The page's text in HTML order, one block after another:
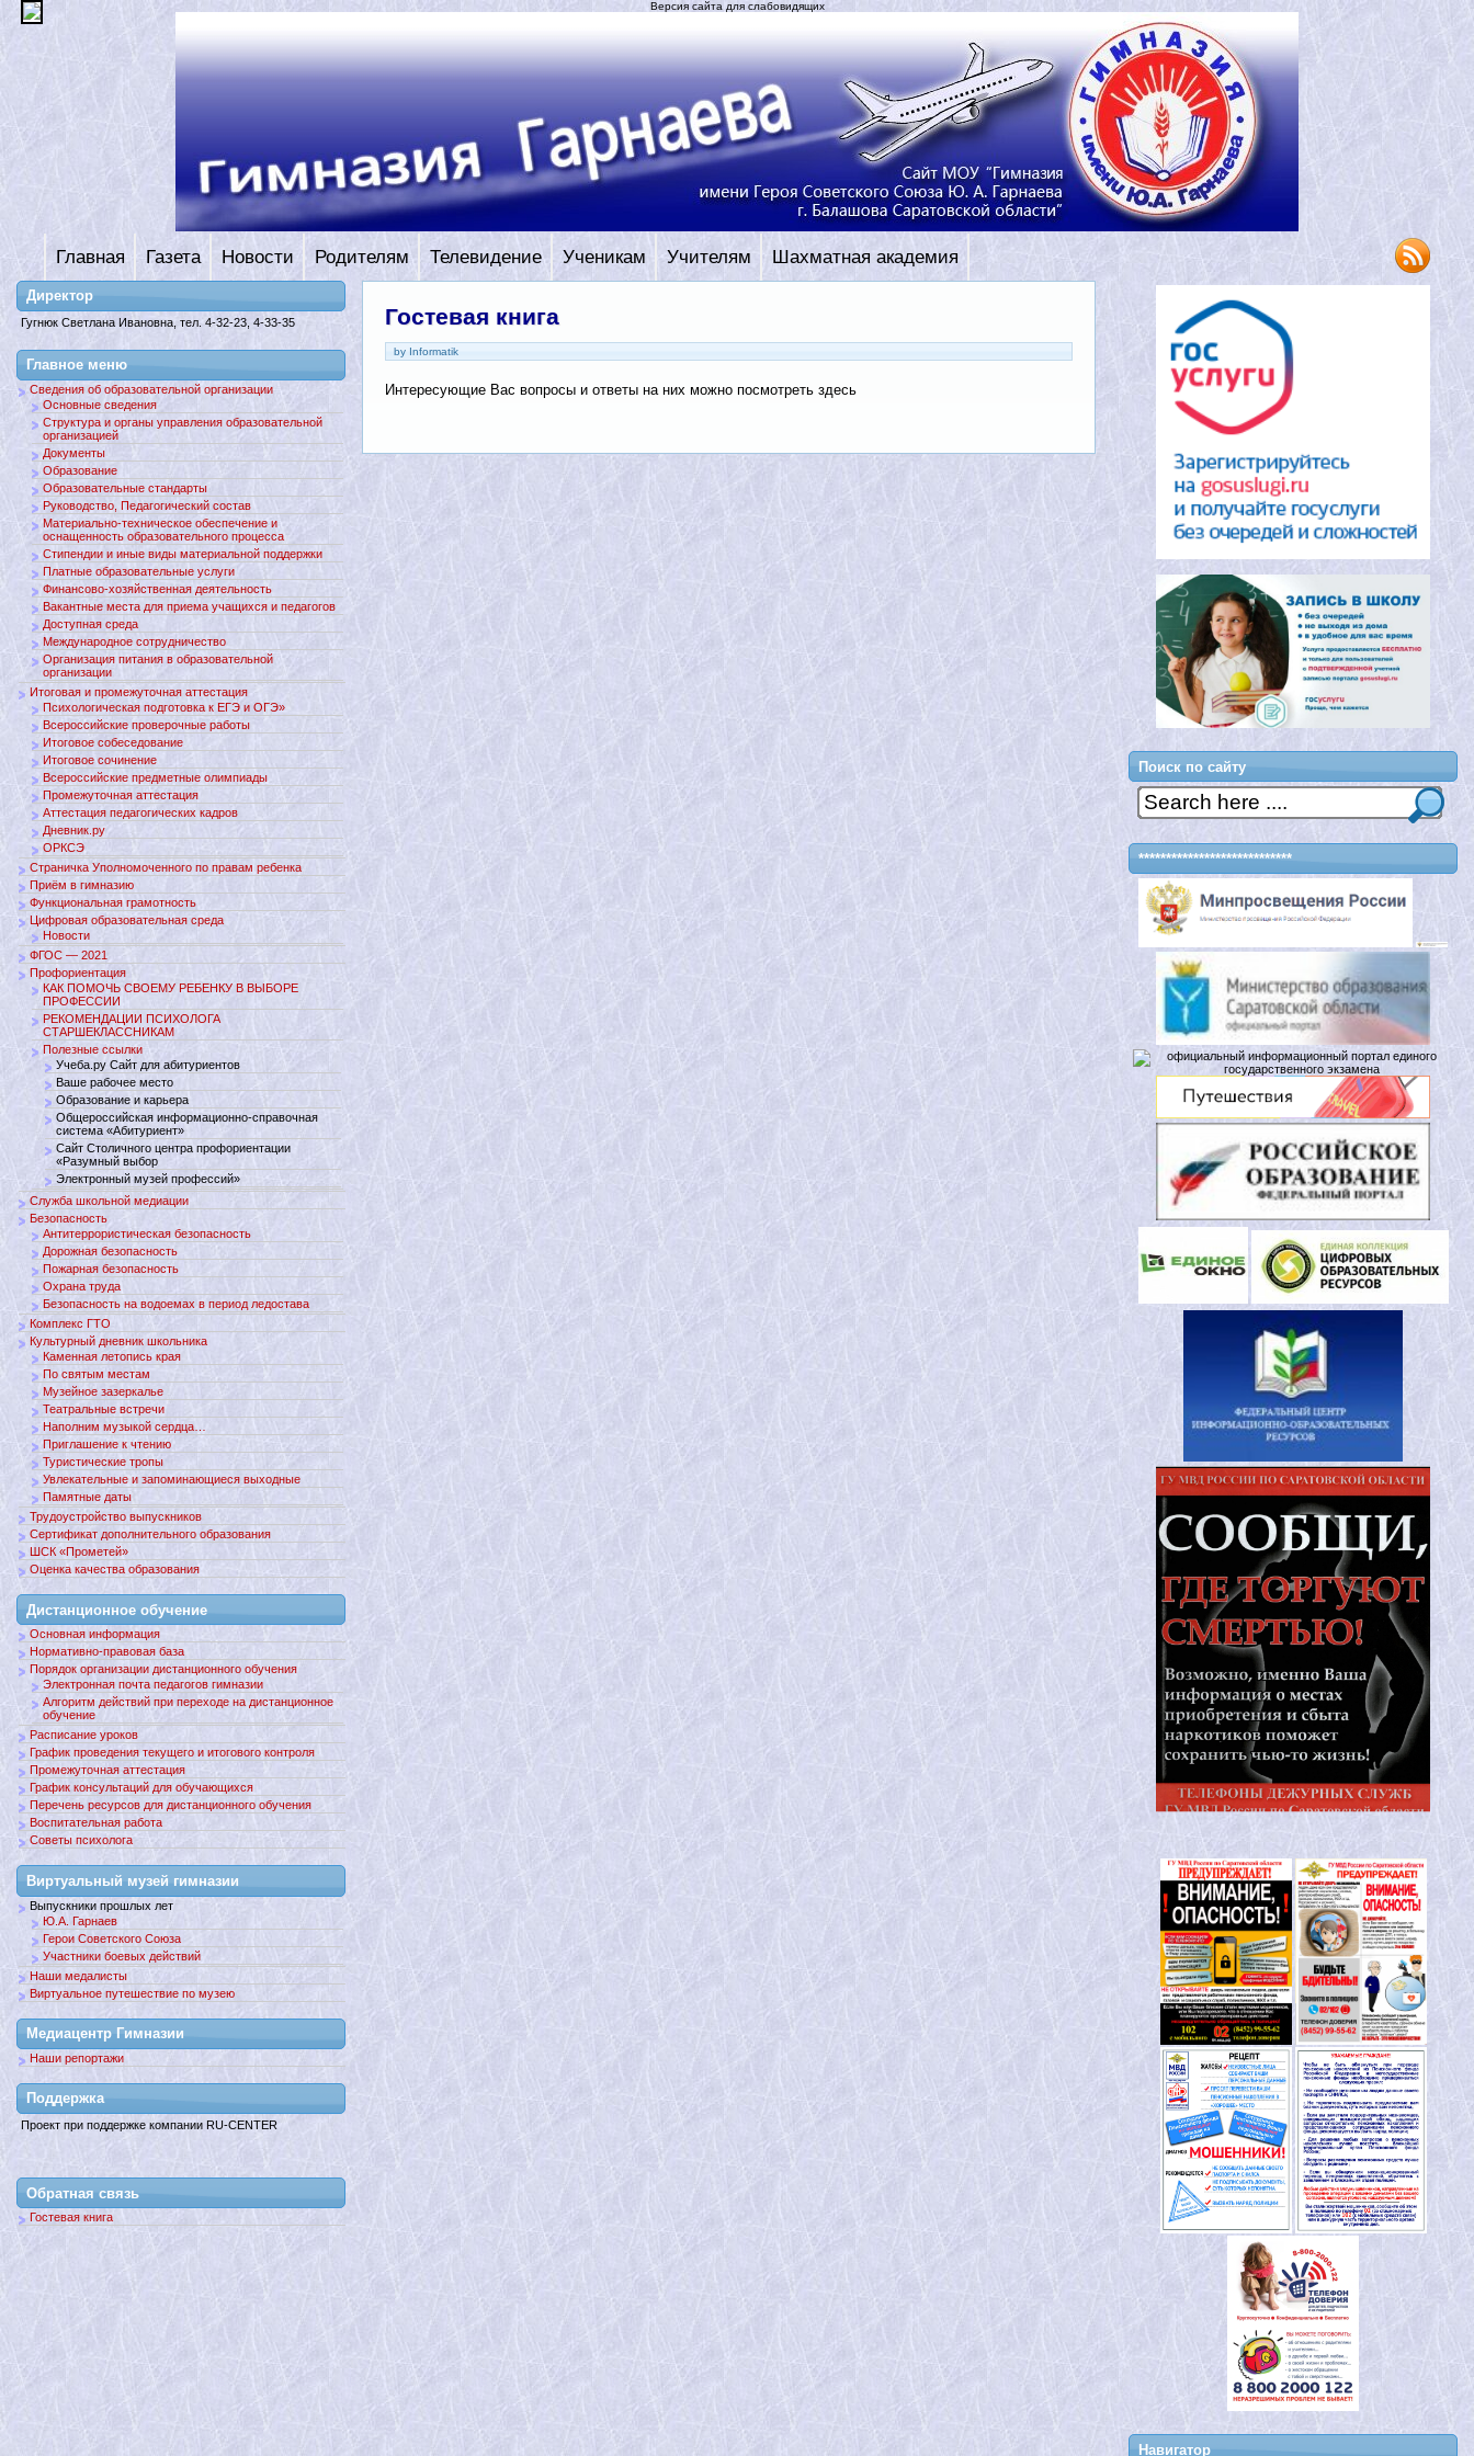
Версия сайта для слабовидящих
Главная Газета Новости Родителям Телевидение Ученикам Учителям Шахматная академия
Гостевая книга
by Informatik
Интересующие Вас вопросы и ответы на них можно посмотреть здесь
Директор
Гугнюк Светлана Ивановна, тел. 4-32-23, 4-33-35
Главное меню
Сведения об образовательной организации
Основные сведения
Структура и органы управления образовательной
организацией
Документы
Образование
Образовательные стандарты
Руководство, Педагогический состав
Материально-техническое обеспечение и
оснащенность образовательного процесса
Стипендии и иные виды материальной поддержки
Платные образовательные услуги
Финансово-хозяйственная деятельность
Вакантные места для приема учащихся и педагогов
Доступная среда
Международное сотрудничество
Организация питания в образовательной
организации
Итоговая и промежуточная аттестация
Психологическая подготовка к ЕГЭ и ОГЭ»
Всероссийские проверочные работы
Итоговое собеседование
Итоговое сочинение
Всероссийские предметные олимпиады
Промежуточная аттестация
Аттестация педагогических кадров
Дневник.ру
ОРКСЭ
Страничка Уполномоченного по правам ребенка
Приём в гимназию
Функциональная грамотность
Цифровая образовательная среда
Новости
ФГОС — 2021
Профориентация
КАК ПОМОЧЬ СВОЕМУ РЕБЕНКУ В ВЫБОРЕ
ПРОФЕССИИ
РЕКОМЕНДАЦИИ ПСИХОЛОГА
СТАРШЕКЛАССНИКАМ
Полезные ссылки
Учеба.ру Сайт для абитуриентов
Ваше рабочее место
Образование и карьера
Общероссийская информационно-справочная
система «Абитуриент»
Сайт Столичного центра профориентации
«Разумный выбор
Электронный музей профессий»
Служба школьной медиации
Безопасность
Антитеррористическая безопасность
Дорожная безопасность
Пожарная безопасность
Охрана труда
Безопасность на водоемах в период ледостава
Комплекс ГТО
Культурный дневник школьника
Каменная летопись края
По святым местам
Музейное зазеркалье
Театральные встречи
Наполним музыкой сердца…
Приглашение к чтению
Туристические тропы
Увлекательные и запоминающиеся выходные
Памятные даты
Трудоустройство выпускников
Сертификат дополнительного образования
ШСК «Прометей»
Оценка качества образования
Дистанционное обучение
Основная информация
Нормативно-правовая база
Порядок организации дистанционного обучения
Электронная почта педагогов гимназии
Алгоритм действий при переходе на дистанционное
обучение
Расписание уроков
График проведения текущего и итогового контроля
Промежуточная аттестация
График консультаций для обучающихся
Перечень ресурсов для дистанционного обучения
Воспитательная работа
Советы психолога
Виртуальный музей гимназии
Выпускники прошлых лет
Ю.А. Гарнаев
Герои Советского Союза
Участники боевых действий
Наши медалисты
Виртуальное путешествие по музею
Медиацентр Гимназии
Наши репортажи
Поддержкa
Проект при поддержке компании RU-CENTER
Обратная связь
Гостевая книга
Поиск по сайту
****************************
Навигатор